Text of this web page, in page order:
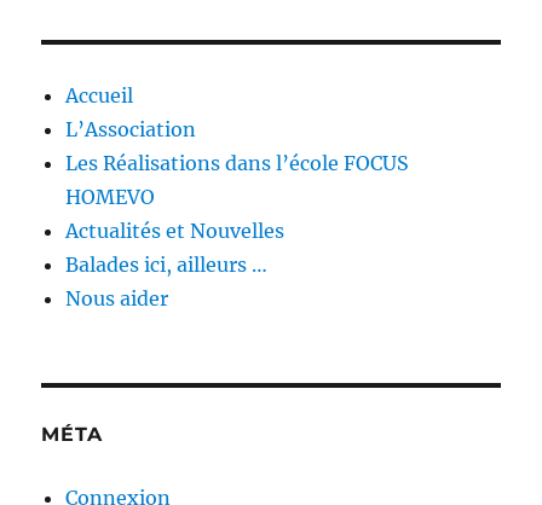
Accueil
L’Association
Les Réalisations dans l’école FOCUS
HOMEVO
Actualités et Nouvelles
Balades ici, ailleurs …
Nous aider
MÉTA
Connexion